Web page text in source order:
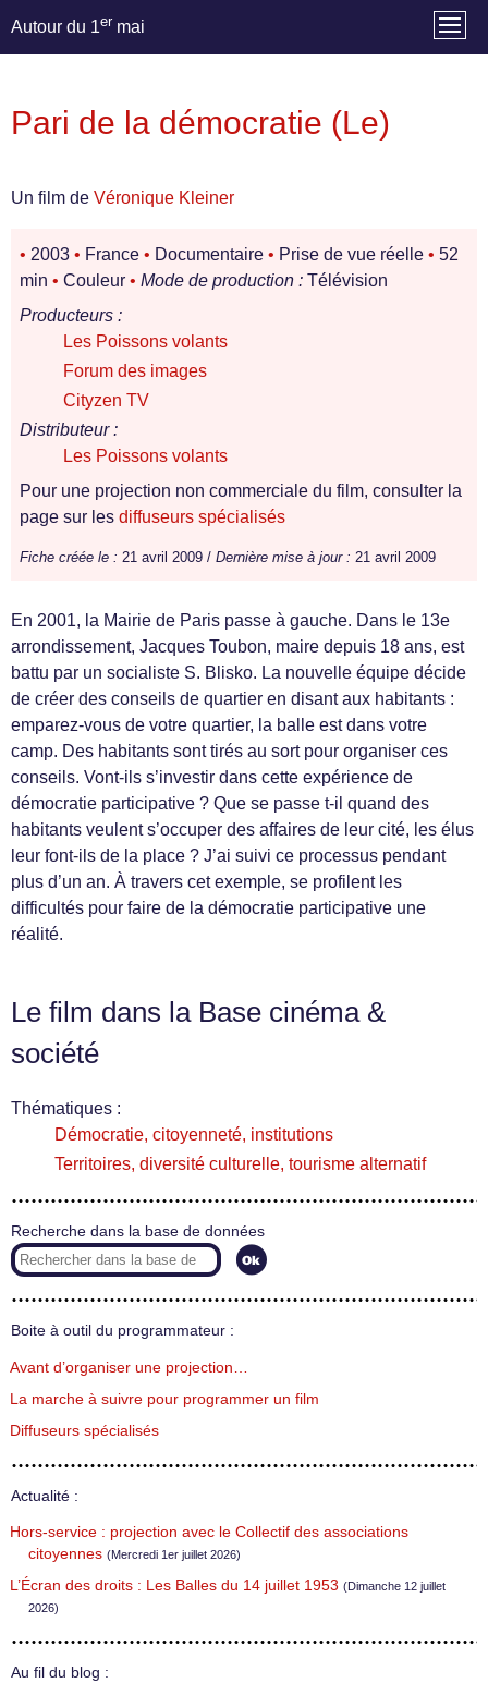
Autour du 1er mai
Pari de la démocratie (Le)
Un film de Véronique Kleiner
• 2003 • France • Documentaire • Prise de vue réelle • 52
min • Couleur • Mode de production : Télévision
Producteurs :
Les Poissons volants
Forum des images
Cityzen TV
Distributeur :
Les Poissons volants
Pour une projection non commerciale du film, consulter la
page sur les diffuseurs spécialisés
Fiche créée le : 21 avril 2009 / Dernière mise à jour : 21 avril 2009
En 2001, la Mairie de Paris passe à gauche. Dans le 13e
arrondissement, Jacques Toubon, maire depuis 18 ans, est
battu par un socialiste S. Blisko. La nouvelle équipe décide
de créer des conseils de quartier en disant aux habitants :
emparez-vous de votre quartier, la balle est dans votre
camp. Des habitants sont tirés au sort pour organiser ces
conseils. Vont-ils s’investir dans cette expérience de
démocratie participative ? Que se passe t-il quand des
habitants veulent s’occuper des affaires de leur cité, les élus
leur font-ils de la place ? J’ai suivi ce processus pendant
plus d’un an. À travers cet exemple, se profilent les
difficultés pour faire de la démocratie participative une
réalité.
Le film dans la Base cinéma &
société
Thématiques :
Démocratie, citoyenneté, institutions
Territoires, diversité culturelle, tourisme alternatif
Recherche dans la base de données
Boite à outil du programmateur :
Avant d’organiser une projection…
La marche à suivre pour programmer un film
Diffuseurs spécialisés
Actualité :
Hors-service : projection avec le Collectif des associations
citoyennes (Mercredi 1er juillet 2026)
L’Écran des droits : Les Balles du 14 juillet 1953 (Dimanche 12 juillet
2026)
Au fil du blog :